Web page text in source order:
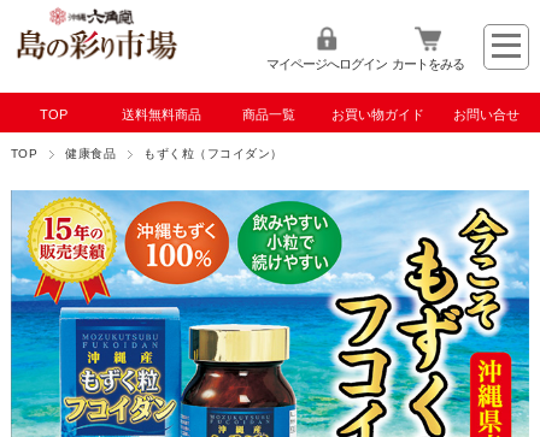
マイページへログイン カートをみる
TOP 送料無料商品 商品一覧 お買い物ガイド お問い合せ
TOP 健康食品 もずく粒（フコイダン）